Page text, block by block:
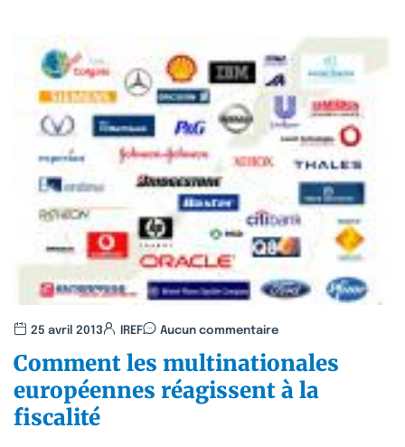
25 avril 2013 IREF Aucun commentaire
Comment les multinationales
européennes réagissent à la
fiscalité